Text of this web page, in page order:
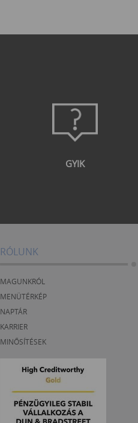
GYIK
RÓLUNK
MAGUNKRÓL
MENÜTÉRKÉP
NAPTÁR
KARRIER
MINŐSÍTÉSEK